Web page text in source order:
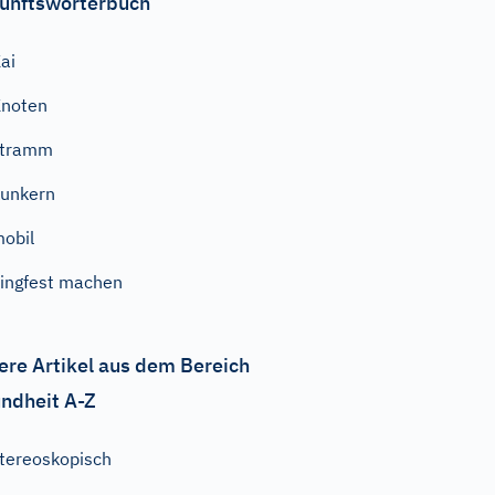
machen
Artikel aus dem Bereich
A-Z